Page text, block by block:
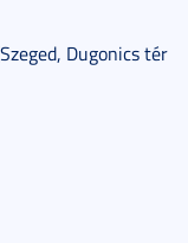
Dugonics tér